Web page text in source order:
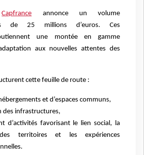
Capfrance annonce un volume
de 25 millions d’euros. Ces
une montée en gamme
aux nouvelles attentes des
cette feuille de route :
et d’espaces communs,
des infrastructures,
d’activités favorisant le lien social, la
territoires et les expériences